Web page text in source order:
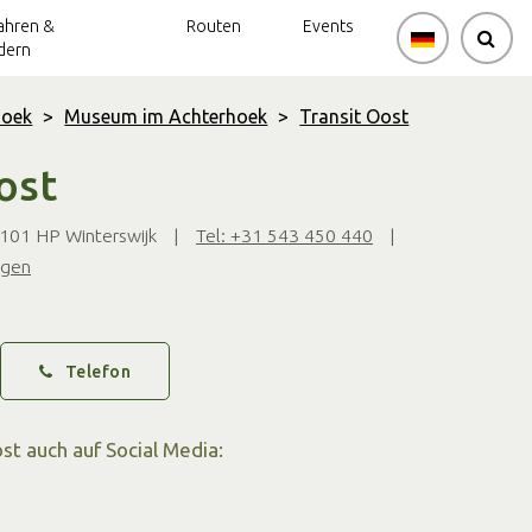
&
Routen Events
> Museum im Achterhoek > Transit Oost
HP Winterswijk | Tel: +31 543 450 440
|
Telefon
auch auf Social Media: